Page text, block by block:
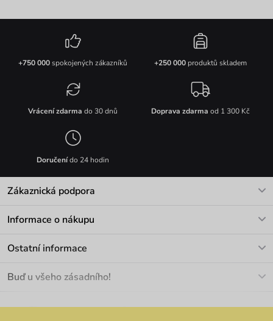
+750 000spokojených zákazníků +250 000produktů skladem
Vrácení zdarma do 30 dnů Doprava zdarma od 1 300 Kč
Doručenído 24 hodin
Zákaznická podpora
Informace o nákupu
Materiály a údržba
Ostatní informace
Velkoobchod
Buď u všeho zásadního!